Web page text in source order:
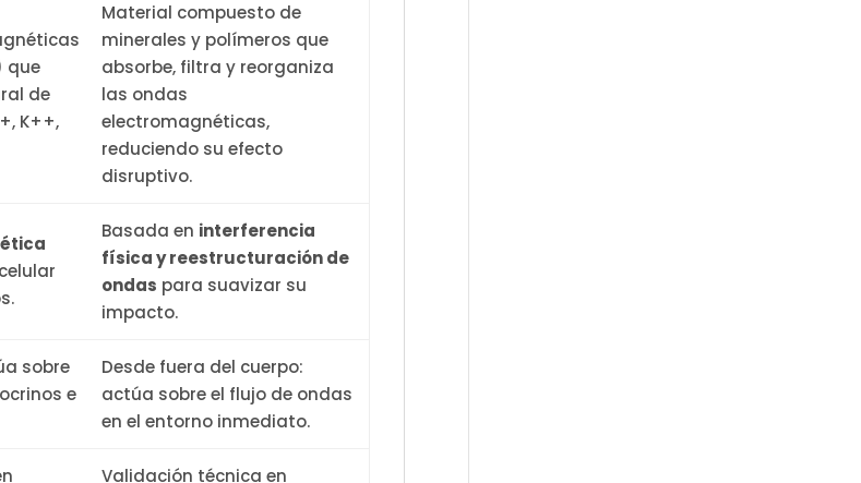
que
de
K++,
Material compuesto de
minerales y polímeros que
absorbe, filtra y reorganiza
las ondas
electromagnéticas,
reduciendo su efecto
disruptivo.
Basada en interferencia
física y reestructuración de
ondas para suavizar su
impacto.
sobre
e
Desde fuera del cuerpo:
actúa sobre el flujo de ondas
en el entorno inmediato.
Validación técnica en